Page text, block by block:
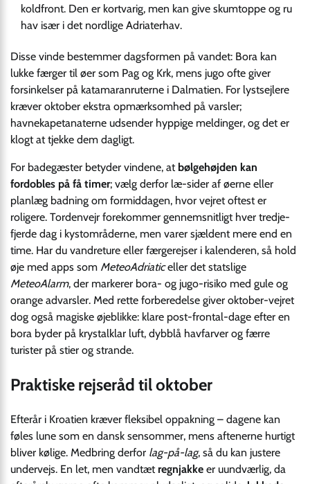
koldfront. Den er kortvarig, men kan give skumtoppe og ru
hav især i det nordlige Adriaterhav.
Disse vinde bestemmer dagsformen på vandet: Bora kan
lukke færger til øer som Pag og Krk, mens jugo ofte giver
forsinkelser på katamaranruterne i Dalmatien. For lystsejlere
kræver oktober ekstra opmærksomhed på varsler;
havnekapetanaterne udsender hyppige meldinger, og det er
klogt at tjekke dem dagligt.
For badegæster betyder vindene, at bølgehøjden kan
fordobles på få timer; vælg derfor læ-sider af øerne eller
planlæg badning om formiddagen, hvor vejret oftest er
roligere. Tordenvejr forekommer gennemsnitligt hver tredje-
fjerde dag i kystområderne, men varer sjældent mere end en
time. Har du vandreture eller færgerejser i kalenderen, så hold
øje med apps som MeteoAdriaticeller det statslige
MeteoAlarm, der markerer bora- og jugo-risiko med gule og
orange advarsler. Med rette forberedelse giver oktober-vejret
dog også magiske øjeblikke: klare post-frontal-dage efter en
bora byder på krystalklar luft, dybblå havfarver og færre
turister på stier og strande.
Praktiske rejseråd til oktober
Efterår i Kroatien kræver fleksibel oppakning – dagene kan
føles lune som en dansk sensommer, mens aftenerne hurtigt
bliver kølige. Medbring derfor lag-på-lag, så du kan justere
undervejs. En let, men vandtæt regnjakke er uundværlig, da